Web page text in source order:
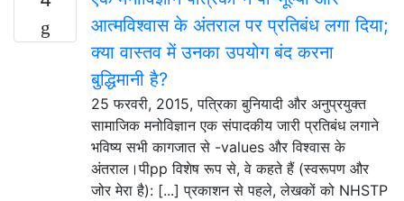
आत्मविश्वास के अंतराल पर प्रतिबंध लगा दिया;
क्या वास्तव में उनका उपयोग बंद करना
बुद्धिमानी है?
25 फरवरी, 2015, पत्रिका बुनियादी और अनुप्रयुक्त
सामाजिक मनोविज्ञान एक संपादकीय जारी प्रतिबंध लगाने
भविष्य सभी कागजात से -values और विश्वास के
अंतराल।पीpp विशेष रूप से, वे कहते हैं (स्वरूपण और
जोर मेरा है): [...] प्रकाशन से पहले, लेखकों को NHSTP